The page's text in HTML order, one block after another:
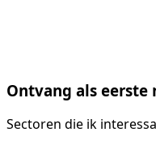
Ontvang als eerste
Sectoren die ik